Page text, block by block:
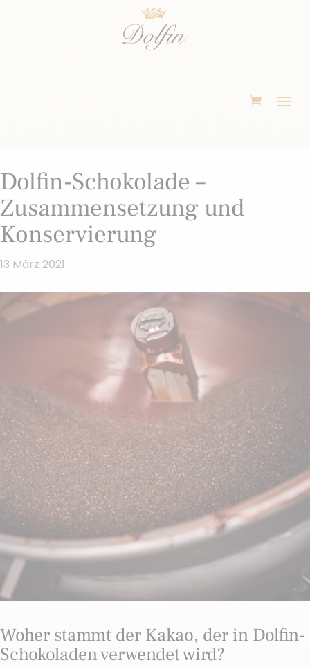
Dolfin-Schokolade –
Zusammensetzung und
Konservierung
13 März 2021
Woher stammt der Kakao, der in Dolfin-
Schokoladen verwendet wird?